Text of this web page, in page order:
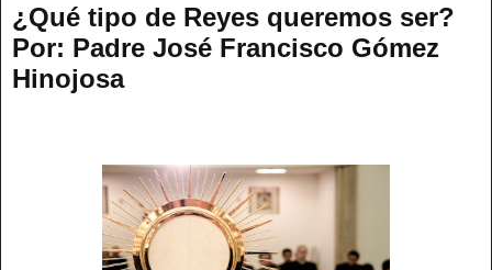
¿Qué tipo de Reyes queremos ser?
Por: Padre José Francisco Gómez
Hinojosa